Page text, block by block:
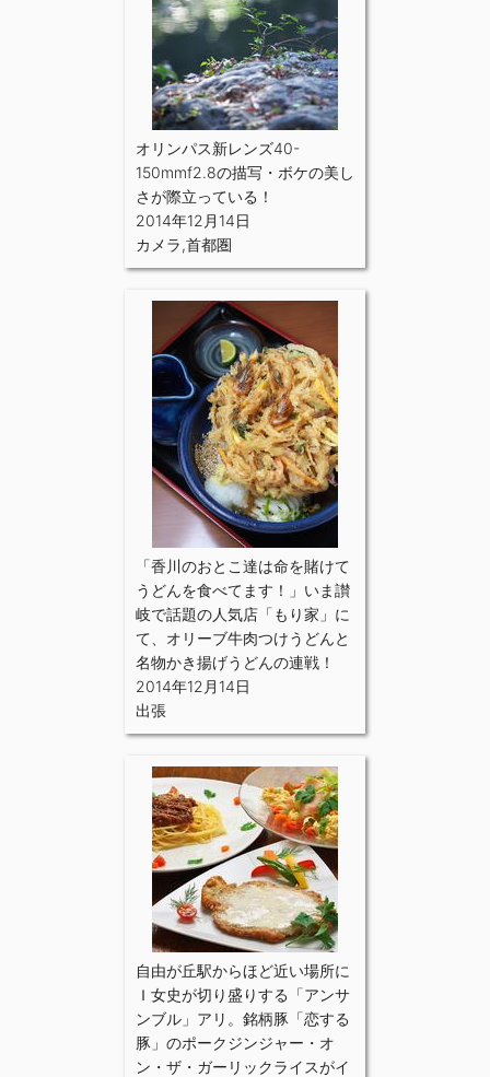
オリンパス新レンズ40-
150mmf2.8の描写・ボケの美し
さが際立っている！
2014年12月14日
カメラ,首都圏
「香川のおとこ達は命を賭けて
うどんを食べてます！」いま讃
岐で話題の人気店「もり家」に
て、オリーブ牛肉つけうどんと
名物かき揚げうどんの連戦！
2014年12月14日
出張
自由が丘駅からほど近い場所に
Ｉ女史が切り盛りする「アンサ
ンブル」アリ。銘柄豚「恋する
豚」のポークジンジャー・オ
ン・ザ・ガーリックライスがイ